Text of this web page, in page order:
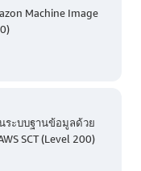
Machine Image
ระบบฐานข้อมูลด้วย
SCT (Level 200)